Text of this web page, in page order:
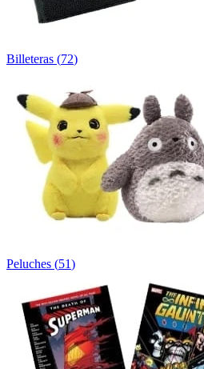
Billeteras (72)
Peluches (51)